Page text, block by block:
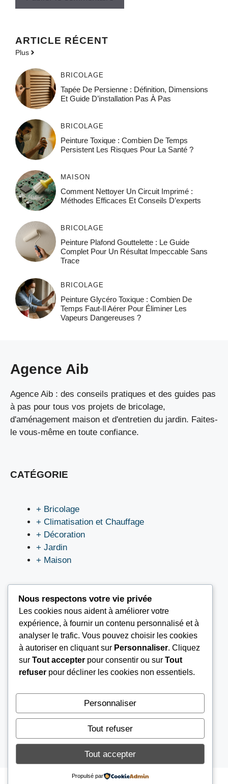
ARTICLE RÉCENT
Plus
BRICOLAGE
Tapée De Persienne : Définition, Dimensions
Et Guide D’installation Pas À Pas
BRICOLAGE
Peinture Toxique : Combien De Temps
Persistent Les Risques Pour La Santé ?
MAISON
Comment Nettoyer Un Circuit Imprimé :
Méthodes Efficaces Et Conseils D’experts
BRICOLAGE
Peinture Plafond Gouttelette : Le Guide
Complet Pour Un Résultat Impeccable Sans
Trace
BRICOLAGE
Peinture Glycéro Toxique : Combien De
Temps Faut-Il Aérer Pour Éliminer Les
Vapeurs Dangereuses ?
Agence Aib
Agence Aib : des conseils pratiques et des guides pas
à pas pour tous vos projets de bricolage,
d'aménagement maison et d'entretien du jardin. Faites-
le vous-même en toute confiance.
CATÉGORIE
+ Bricolage
+ Climatisation et Chauffage
+ Décoration
+ Jardin
+ Maison
LIEN UTILES
Nous contacter
Mentions légales
À propos
© 2026AGENCE AIB
Nous respectons votre vie privée
Les cookies nous aident à améliorer votre
expérience, à fournir un contenu personnalisé et à
analyser le trafic. Vous pouvez choisir les cookies
à autoriser en cliquant sur Personnaliser. Cliquez
sur Tout accepter pour consentir ou sur Tout
refuser pour décliner les cookies non essentiels.
Personnaliser
Tout refuser
Tout accepter
Propulsé par